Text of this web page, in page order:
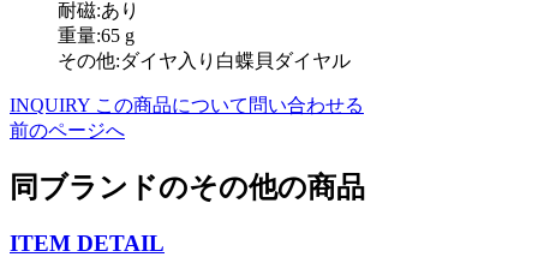
耐磁:あり
重量:65 g
その他:ダイヤ入り白蝶貝ダイヤル
INQUIRY この商品について問い合わせる
前のページへ
同ブランドのその他の商品
ITEM DETAIL